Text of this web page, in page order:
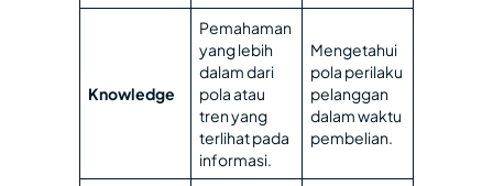
Knowledge
Pemahaman
yang lebih
dalam dari
pola atau
tren yang
terlihat pada
informasi.
Mengetahui
pola perilaku
pelanggan
dalam waktu
pembelian.